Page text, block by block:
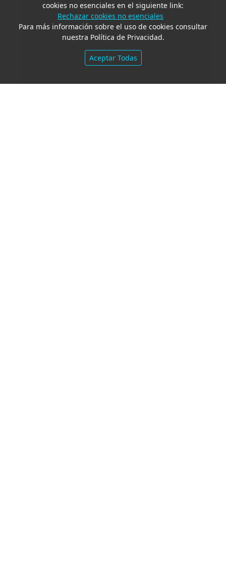
cookies no esenciales en el siguiente link:
Rechazar cookies no esenciales
Para más información sobre el uso de cookies consultar
nuestra Política de Privacidad.
Aceptar Todas